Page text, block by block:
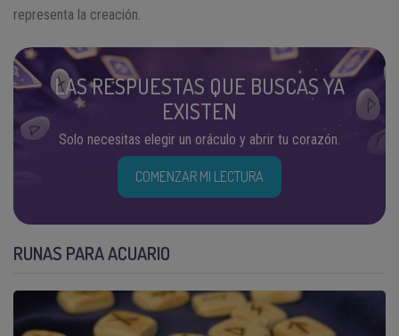
representa la creación.
LAS RESPUESTAS QUE BUSCAS YA
EXISTEN
Solo necesitas elegir un oráculo y abrir tu corazón.
COMENZAR MI LECTURA
RUNAS PARA ACUARIO